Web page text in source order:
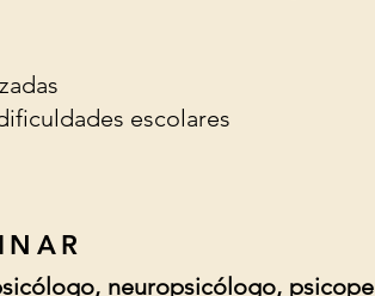
escolares
neuropsicólogo,